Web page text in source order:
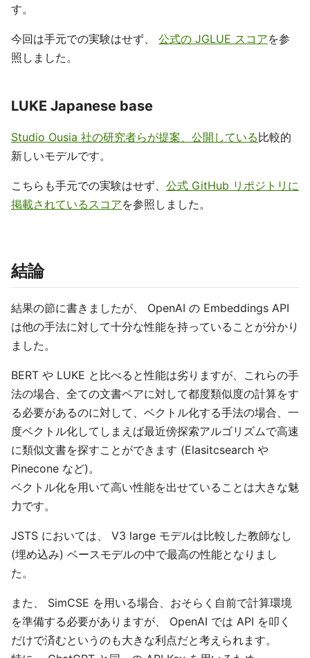
す。
今回は手元での実験はせず、 公式の JGLUE スコアを参
照しました。
LUKE Japanese base
Studio Ousia 社の研究者らが提案、公開している 比較的
新しいモデルです。
こちらも手元での実験はせず、 公式 GitHub リポジトリに
掲載されているスコアを参照しました。
結論
結果の節に書きましたが、 OpenAI の Embeddings API
は他の手法に対して十分な性能を持っていることが分かり
ました。
BERT や LUKE と比べると性能は劣りますが、これらの手
法の場合、全ての文書ペアに対して都度類似度の計算をす
る必要があるのに対して、ベクトル化する手法の場合、一
度ベクトル化してしまえば最近傍探索アルゴリズムで高速
に類似文書を探すことができます (Elasitcsearch や
Pinecone など)。
ベクトル化を用いて高い性能を出せていることは大きな魅
力です。
JSTS においては、 V3 large モデルは比較した教師なし
(埋め込み) ベースモデルの中で最高の性能となりまし
た。
また、 SimCSE を用いる場合、おそらく自前で計算環境
を準備する必要がありますが、 OpenAI では API を叩く
だけで済むというのも大きな利点だと考えられます。